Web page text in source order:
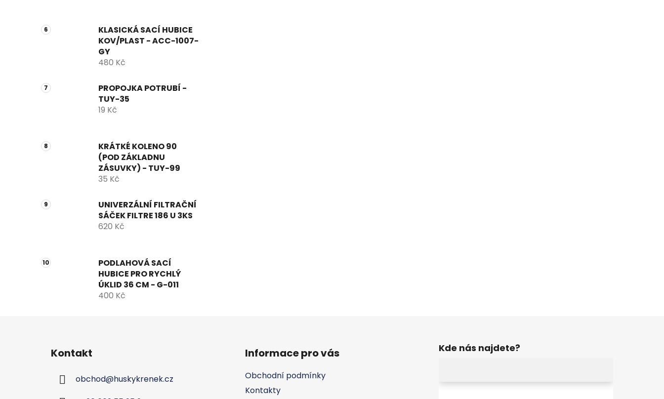
KLASICKÁ SACÍ HUBICE
KOV/PLAST - ACC-1007-
GY
480 Kč
PROPOJKA POTRUBÍ -
TUY-35
19 Kč
KRÁTKÉ KOLENO 90
(POD ZÁKLADNU
ZÁSUVKY) - TUY-99
35 Kč
UNIVERZÁLNÍ FILTRAČNÍ
SÁČEK FILTRE 186 U 3KS
620 Kč
PODLAHOVÁ SACÍ
HUBICE PRO RYCHLÝ
ÚKLID 36 CM - G-011
400 Kč
Kontakt
obchod@huskykrenek.cz
Informace pro vás
Obchodní podmínky
Kontakty
Kde nás najdete?